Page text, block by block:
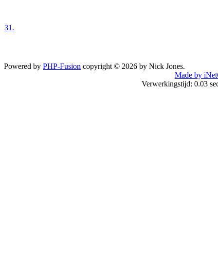
31.
Powered by PHP-Fusion copyright © 2026 by Nick Jones.
Made by
Verwerkingstijd: 0.03